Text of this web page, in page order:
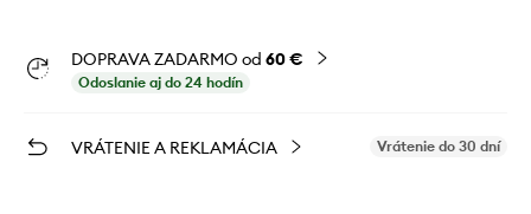
DOPRAVA ZADARMO od 60 €
Odoslanie aj do 24 hodín
VRÁTENIE A REKLAMÁCIA Vrátenie do 30 dní